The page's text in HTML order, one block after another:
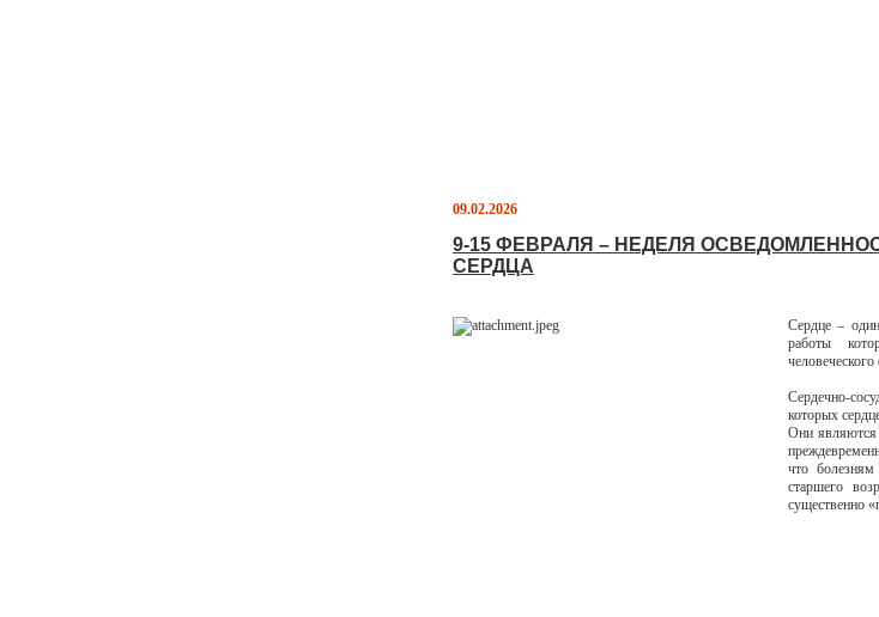
09.02.2026
9-15 ФЕВРАЛЯ – НЕДЕЛЯ
СЕРДЦА
Сердце –
работы
Сердечно-
которых
Они являются
что
старшего
существенно